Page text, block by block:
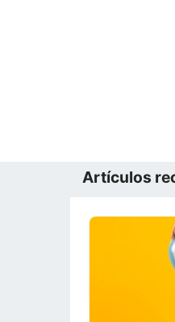
Artículos